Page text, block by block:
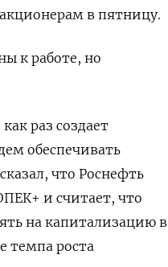
в пятницу.
к работе, но
раз создает
​обеспечивать
что Роснефть
и считает, что
на капитализацию в
темпа ‌роста